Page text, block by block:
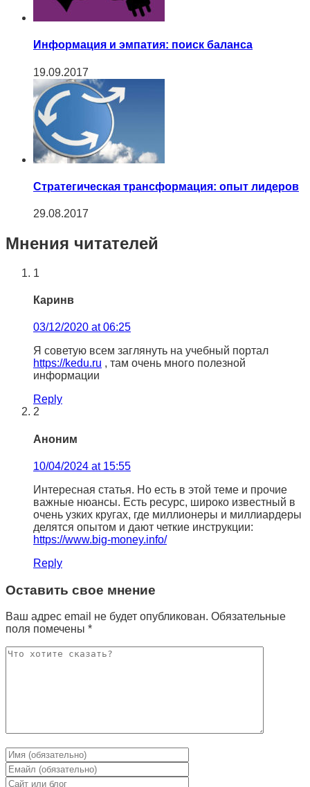
Информация и эмпатия: поиск баланса
19.09.2017
Cтратегическая трансформация: опыт лидеров
29.08.2017
Мнения читателей
1
Каринв
03/12/2020 at 06:25
Я советую всем заглянуть на учебный портал
https://kedu.ru , там очень много полезной
информации
Reply
2
Аноним
10/04/2024 at 15:55
Интересная статья. Но есть в этой теме и прочие
важные нюансы. Есть ресурс, широко известный в
очень узких кругах, где миллионеры и миллиардеры
делятся опытом и дают четкие инструкции:
https://www.big-money.info/
Reply
Оставить свое мнение
Ваш адрес email не будет опубликован. Обязательные
поля помечены *